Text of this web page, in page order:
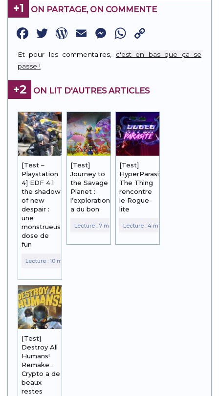
+1 ON PARTAGE, ON COMMENTE
Facebook
Twitter
WordPress
EmailMessenger
WhatsApp
Link
Et pour les commentaires, c'est en bas que ça se
passe !
+2 ON LIT D'AUTRES ARTICLES
[Test –
Playstation
4] EDF 4.1
the shadow
of new
despair :
une
monstrueuse
dose de
fun
[Test]
Journey to
the Savage
Planet :
l’exploration
a du bon
[Test]
HyperParasite :
The Thing
rencontre
le Rogue-
lite
[Test]
Destroy All
Humans!
Remake :
Crypto a de
beaux
restes